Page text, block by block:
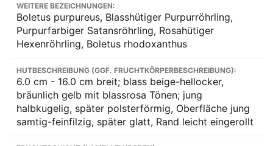
WEITERE BEZEICHNUNGEN:
Boletus purpureus, Blasshütiger Purpurröhrling,
Purpurfarbiger Satansröhrling, Rosahütiger
Hexenröhrling, Boletus rhodoxanthus
HUTBESCHREIBUNG (GGF. FRUCHTKÖRPERBESCHREIBUNG):
6.0 cm - 16.0 cm breit; blass beige-hellocker,
bräunlich gelb mit blassrosa Tönen; jung
halbkugelig, später polsterförmig, Oberfläche jung
samtig-feinfilzig, später glatt, Rand leicht eingerollt